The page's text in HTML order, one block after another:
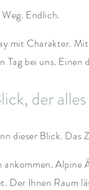
Endlich.
mit Charakter.
bei uns. Einen
der
dieser Blick. Das
ankommen.
Der Ihnen Raum